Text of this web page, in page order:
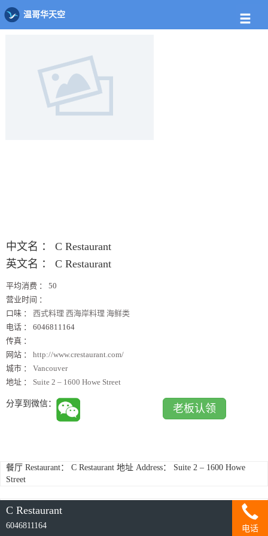
温哥华天空
店铺 饭馆列表
中文名 ：
C Restaurant
英文名 ：
C Restaurant
平均消费 ： 50
营业时间 ：
口味 ： 西式料理 西海岸料理 海鲜类
电话 ： 6046811164
传真 ：
网站 ： http://www.crestaurant.com/
城市 ： Vancouver
地址 ： Suite 2 – 1600 Howe Street
分享到微信： 老板认领
餐厅 Restaurant： C Restaurant 地址 Address： Suite 2 – 1600 Howe
Street
相关新闻：
C Restaurant
6046811164 电话